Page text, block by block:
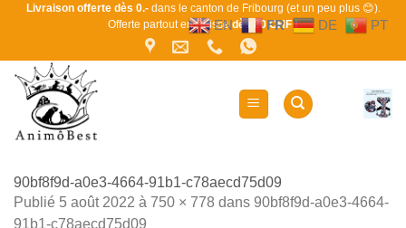
PasserLivraison offerte dès 0.-dans le canton de Fribourg (et un peu plus 😊).
Offerte partout en Suissedès 80 CHF !
90bf8f9d-a0e3-4664-91b1-c78aecd75d09
Publié 5 août 2022 à 750 × 778 dans 90bf8f9d-a0e3-4664-
91b1-c78aecd75d09
EN FR DE PT